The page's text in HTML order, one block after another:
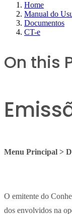
Home
Manual do
Documentos
CT-e
On this
Menu Principal >
O emitente do
dos envolvidos na